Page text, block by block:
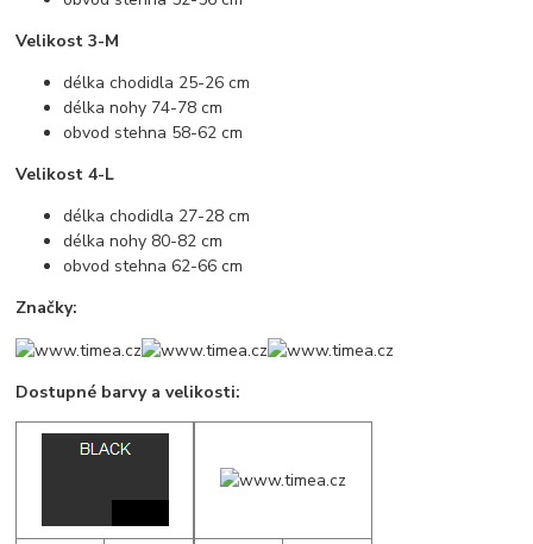
Velikost 3-M
délka chodidla 25-26 cm
délka nohy 74-78 cm
obvod stehna 58-62 cm
Velikost 4-L
délka chodidla 27-28 cm
délka nohy 80-82 cm
obvod stehna 62-66 cm
Značky:
Dostupné barvy a velikosti: